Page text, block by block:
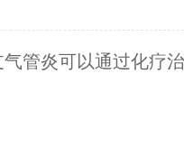
管炎可以通过化疗